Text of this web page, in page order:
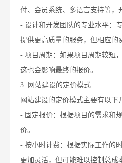
付、会员系统、多语言支持等，
- 设计和开发团队的专业水平：
提供更高质量的服务，但相应的
- 项目周期：如果项目周期较短
这也会影响最终的报价。
3. 网站建设的定价模式
网站建设的定价模式主要有以下
- 固定报价：根据项目的需求和
价。
- 按小时计费：根据实际工作的
更加灵活，但可能难以控制总成